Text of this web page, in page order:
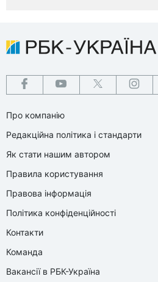
Про компанію
Редакційна політика і стандарти
Як стати нашим автором
Правила користування
Правова інформація
Політика конфіденційності
Контакти
Команда
Вакансії в РБК-Україна